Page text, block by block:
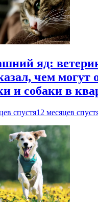
яд:
чем могут
и собаки в
спустя12 месяцев